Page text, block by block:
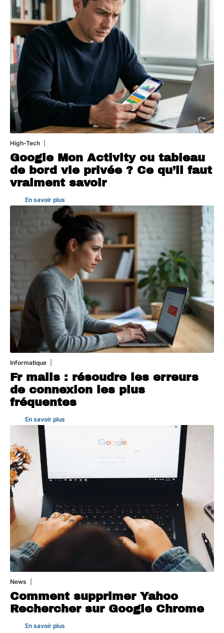
High-Tech
Google Mon Activity ou tableau
de bord vie privée ? Ce qu’il faut
vraiment savoir
En savoir plus
Informatique
Fr mails : résoudre les erreurs
de connexion les plus
fréquentes
En savoir plus
News
Comment supprimer Yahoo
Rechercher sur Google Chrome
En savoir plus